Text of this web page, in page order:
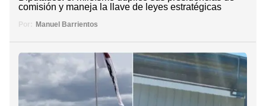
comisión y maneja la llave de leyes estratégicas
Por: Manuel Barrientos